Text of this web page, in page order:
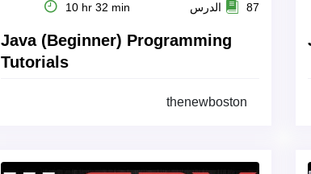
87 الدرس 10 hr 32 min
Java (Beginner) Programming
Tutorials
thenewboston